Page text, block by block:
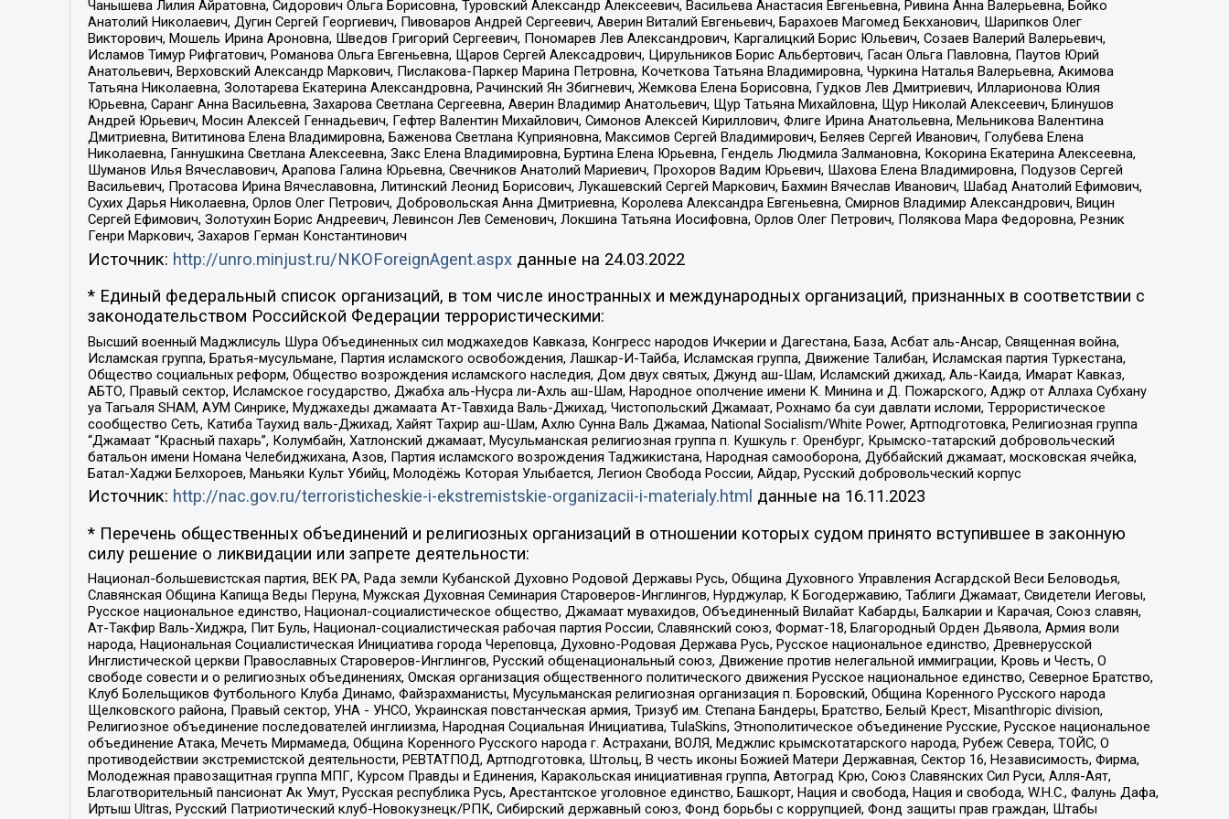
Чанышева Лилия Айратовна, Сидорович Ольга Борисовна, Туровский Александр Алексеевич, Васильева Анастасия Евгеньевна, Ривина Анна Валерьевна, Бойко
Анатолий Николаевич, Дугин Сергей Георгиевич, Пивоваров Андрей Сергеевич, Аверин Виталий Евгеньевич, Барахоев Магомед Бекханович, Шарипков Олег
Викторович, Мошель Ирина Ароновна, Шведов Григорий Сергеевич, Пономарев Лев Александрович, Каргалицкий Борис Юльевич, Созаев Валерий Валерьевич,
Исламов Тимур Рифгатович, Романова Ольга Евгеньевна, Щаров Сергей Алексадрович, Цирульников Борис Альбертович, Гасан Ольга Павловна, Паутов Юрий
Анатольевич, Верховский Александр Маркович, Пислакова-Паркер Марина Петровна, Кочеткова Татьяна Владимировна, Чуркина Наталья Валерьевна, Акимова
Татьяна Николаевна, Золотарева Екатерина Александровна, Рачинский Ян Збигневич, Жемкова Елена Борисовна, Гудков Лев Дмитриевич, Илларионова Юлия
Юрьевна, Саранг Анна Васильевна, Захарова Светлана Сергеевна, Аверин Владимир Анатольевич, Щур Татьяна Михайловна, Щур Николай Алексеевич, Блинушов
Андрей Юрьевич, Мосин Алексей Геннадьевич, Гефтер Валентин Михайлович, Симонов Алексей Кириллович, Флиге Ирина Анатольевна, Мельникова Валентина
Дмитриевна, Вититинова Елена Владимировна, Баженова Светлана Куприяновна, Максимов Сергей Владимирович, Беляев Сергей Иванович, Голубева Елена
Николаевна, Ганнушкина Светлана Алексеевна, Закс Елена Владимировна, Буртина Елена Юрьевна, Гендель Людмила Залмановна, Кокорина Екатерина Алексеевна,
Шуманов Илья Вячеславович, Арапова Галина Юрьевна, Свечников Анатолий Мариевич, Прохоров Вадим Юрьевич, Шахова Елена Владимировна, Подузов Сергей
Васильевич, Протасова Ирина Вячеславовна, Литинский Леонид Борисович, Лукашевский Сергей Маркович, Бахмин Вячеслав Иванович, Шабад Анатолий Ефимович,
Сухих Дарья Николаевна, Орлов Олег Петрович, Добровольская Анна Дмитриевна, Королева Александра Евгеньевна, Смирнов Владимир Александрович, Вицин
Сергей Ефимович, Золотухин Борис Андреевич, Левинсон Лев Семенович, Локшина Татьяна Иосифовна, Орлов Олег Петрович, Полякова Мара Федоровна, Резник
Генри Маркович, Захаров Герман Константинович
Источник: http://unro.minjust.ru/NKOForeignAgent.aspxданные на 24.03.2022
* Единый федеральный список организаций, в том числе иностранных и международных организаций, признанных в соответствии с
законодательством Российской Федерации террористическими:
Высший военный Маджлисуль Шура Объединенных сил моджахедов Кавказа, Конгресс народов Ичкерии и Дагестана, База, Асбат аль-Ансар, Священная война,
Исламская группа, Братья-мусульмане, Партия исламского освобождения, Лашкар-И-Тайба, Исламская группа, Движение Талибан, Исламская партия Туркестана,
Общество социальных реформ, Общество возрождения исламского наследия, Дом двух святых, Джунд аш-Шам, Исламский джихад, Аль-Каида, Имарат Кавказ,
АБТО, Правый сектор, Исламское государство, Джабха аль-Нусра ли-Ахль аш-Шам, Народное ополчение имени К. Минина и Д. Пожарского, Аджр от Аллаха Субхану
уа Тагьаля SHAM, АУМ Синрике, Муджахеды джамаата Ат-Тавхида Валь-Джихад, Чистопольский Джамаат, Рохнамо ба суи давлати исломи, Террористическое
сообщество Сеть, Катиба Таухид валь-Джихад, Хайят Тахрир аш-Шам, Ахлю Сунна Валь Джамаа, National Socialism/White Power, Артподготовка, Религиозная группа
“Джамаат “Красный пахарь”, Колумбайн, Хатлонский джамаат, Мусульманская религиозная группа п. Кушкуль г. Оренбург, Крымско-татарский добровольческий
батальон имени Номана Челебиджихана, Азов, Партия исламского возрождения Таджикистана, Народная самооборона, Дуббайский джамаат, московская ячейка,
Батал-Хаджи Белхороев, Маньяки Культ Убийц, Молодёжь Которая Улыбается, Легион Свобода России, Айдар, Русский добровольческий корпус
Источник: http://nac.gov.ru/terroristicheskie-i-ekstremistskie-organizacii-i-materialy.html данные на 16.11.2023
* Перечень общественных объединений и религиозных организаций в отношении которых судом принято вступившее в законную
силу решение о ликвидации или запрете деятельности:
Национал-большевистская партия, ВЕК РА, Рада земли Кубанской Духовно Родовой Державы Русь, Община Духовного Управления Асгардской Веси Беловодья,
Славянская Община Капища Веды Перуна, Мужская Духовная Семинария Староверов-Инглингов, Нурджулар, К Богодержавию, Таблиги Джамаат, Свидетели Иеговы,
Русское национальное единство, Национал-социалистическое общество, Джамаат мувахидов, Объединенный Вилайат Кабарды, Балкарии и Карачая, Союз славян,
Ат-Такфир Валь-Хиджра, Пит Буль, Национал-социалистическая рабочая партия России, Славянский союз, Формат-18, Благородный Орден Дьявола, Армия воли
народа, Национальная Социалистическая Инициатива города Череповца, Духовно-Родовая Держава Русь, Русское национальное единство, Древнерусской
Инглистической церкви Православных Староверов-Инглингов, Русский общенациональный союз, Движение против нелегальной иммиграции, Кровь и Честь, О
свободе совести и о религиозных объединениях, Омская организация общественного политического движения Русское национальное единство, Северное Братство,
Клуб Болельщиков Футбольного Клуба Динамо, Файзрахманисты, Мусульманская религиозная организация п. Боровский, Община Коренного Русского народа
Щелковского района, Правый сектор, УНА - УНСО, Украинская повстанческая армия, Тризуб им. Степана Бандеры, Братство, Белый Крест, Misanthropic division,
Религиозное объединение последователей инглиизма, Народная Социальная Инициатива, TulaSkins, Этнополитическое объединение Русские, Русское национальное
объединение Атака, Мечеть Мирмамеда, Община Коренного Русского народа г. Астрахани, ВОЛЯ, Меджлис крымскотатарского народа, Рубеж Севера, ТОЙС, О
противодействии экстремистской деятельности, РЕВТАТПОД, Артподготовка, Штольц, В честь иконы Божией Матери Державная, Сектор 16, Независимость, Фирма,
Молодежная правозащитная группа МПГ, Курсом Правды и Единения, Каракольская инициативная группа, Автоград Крю, Союз Славянских Сил Руси, Алля-Аят,
Благотворительный пансионат Ак Умут, Русская республика Русь, Арестантское уголовное единство, Башкорт, Нация и свобода, Нация и свобода, W.H.С., Фалунь Дафа,
Иртыш Ultras, Русский Патриотический клуб-Новокузнецк/РПК, Сибирский державный союз, Фонд борьбы с коррупцией, Фонд защиты прав граждан, Штабы